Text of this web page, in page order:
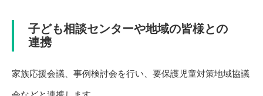
子ども相談センターや地域の皆様との
連携
家族応援会議、事例検討会を行い、要保護児童対策地域協議